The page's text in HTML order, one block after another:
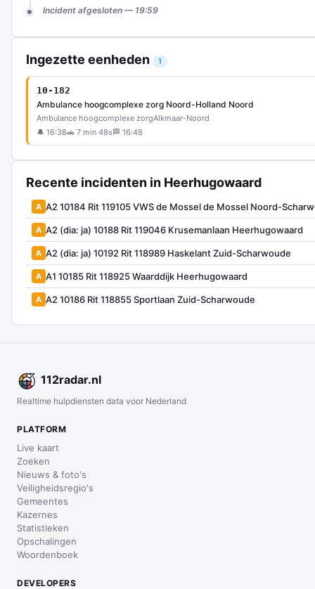
Incident afgesloten — 19:59
Ingezette eenheden 1
10-182
Ambulance hoogcomplexe zorg Noord-Holland Noord
Ambulance hoogcomplexe zorgAlkmaar-Noord
🔔 16:38🚗 7 min 48s 🏁 16:48
Recente incidenten in Heerhugowaard
A A2 10184 Rit 119105 VWS de Mossel de Mossel Noord-
A A2 (dia: ja) 10188 Rit 119046 Krusemanlaan Heerhugowaard
A A2 (dia: ja) 10192 Rit 118989 Haskelant Zuid-Scharwoude
A A1 10185 Rit 118925 Waarddijk Heerhugowaard
A A2 10186 Rit 118855 Sportlaan Zuid-Scharwoude
112radar.nl
Realtime hulpdiensten data voor Nederland
PLATFORM
Live kaart
Zoeken
Nieuws & foto's
Veiligheidsregio's
Gemeentes
Kazernes
Statistieken
Opschalingen
Woordenboek
DEVELOPERS